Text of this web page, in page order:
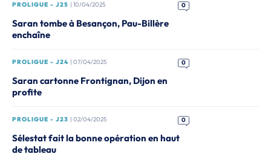
PROLIGUE - J25 | 10/04/2025 0
Saran tombe à Besançon, Pau-Billère
enchaîne
PROLIGUE - J24 | 07/04/2025 0
Saran cartonne Frontignan, Dijon en
profite
PROLIGUE - J23 | 02/04/2025 0
Sélestat fait la bonne opération en haut
de tableau